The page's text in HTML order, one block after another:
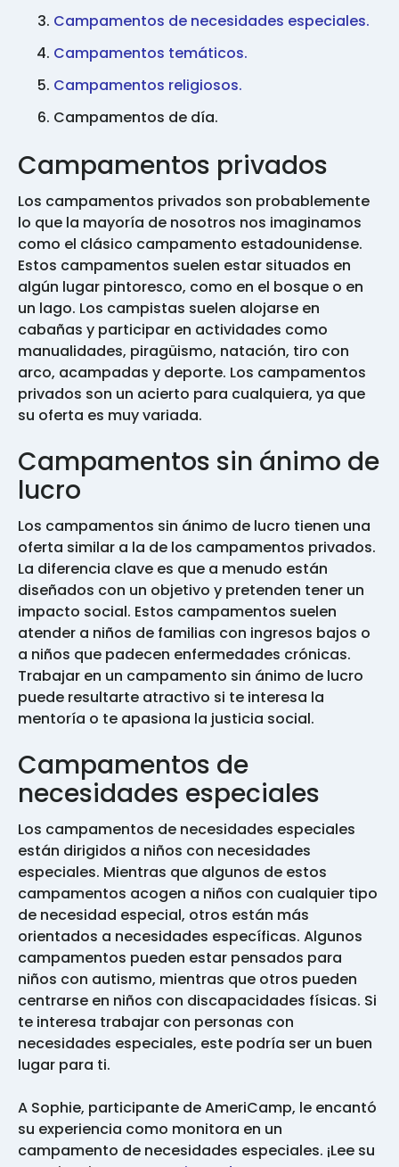
Campamentos de necesidades especiales.
Campamentos temáticos.
Campamentos religiosos.
Campamentos de día.
Campamentos privados
Los campamentos privados son probablemente
lo que la mayoría de nosotros nos imaginamos
como el clásico campamento estadounidense.
Estos campamentos suelen estar situados en
algún lugar pintoresco, como en el bosque o en
un lago. Los campistas suelen alojarse en
cabañas y participar en actividades como
manualidades, piragüismo, natación, tiro con
arco, acampadas y deporte. Los campamentos
privados son un acierto para cualquiera, ya que
su oferta es muy variada.
Campamentos sin ánimo de
lucro
Los campamentos sin ánimo de lucro tienen una
oferta similar a la de los campamentos privados.
La diferencia clave es que a menudo están
diseñados con un objetivo y pretenden tener un
impacto social. Estos campamentos suelen
atender a niños de familias con ingresos bajos o
a niños que padecen enfermedades crónicas.
Trabajar en un campamento sin ánimo de lucro
puede resultarte atractivo si te interesa la
mentoría o te apasiona la justicia social.
Campamentos de
necesidades especiales
Los campamentos de necesidades especiales
están dirigidos a niños con necesidades
especiales. Mientras que algunos de estos
campamentos acogen a niños con cualquier tipo
de necesidad especial, otros están más
orientados a necesidades específicas. Algunos
campamentos pueden estar pensados para
niños con autismo, mientras que otros pueden
centrarse en niños con discapacidades físicas. Si
te interesa trabajar con personas con
necesidades especiales, este podría ser un buen
lugar para ti.
A Sophie, participante de AmeriCamp, le encantó
su experiencia como monitora en un
campamento de necesidades especiales. ¡Lee su